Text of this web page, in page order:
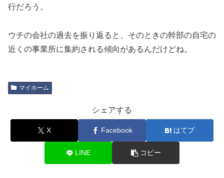
行だろう。
ウチの会社の過去を振り返ると、そのときの幹部の自宅の
近くの事業所に集約される傾向があるんだけどね。
マイホーム
シェアする
X Facebook はてブ
LINE コピー